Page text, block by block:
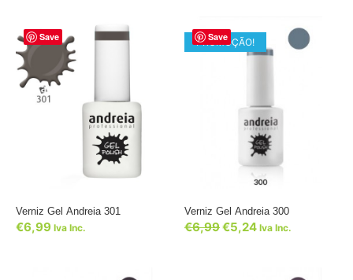
Save
Verniz Gel Andreia 301
€6,99 Iva Inc.
Save
PROMOÇÃO!
Verniz Gel Andreia 300
€6,99€5,24 Iva Inc.